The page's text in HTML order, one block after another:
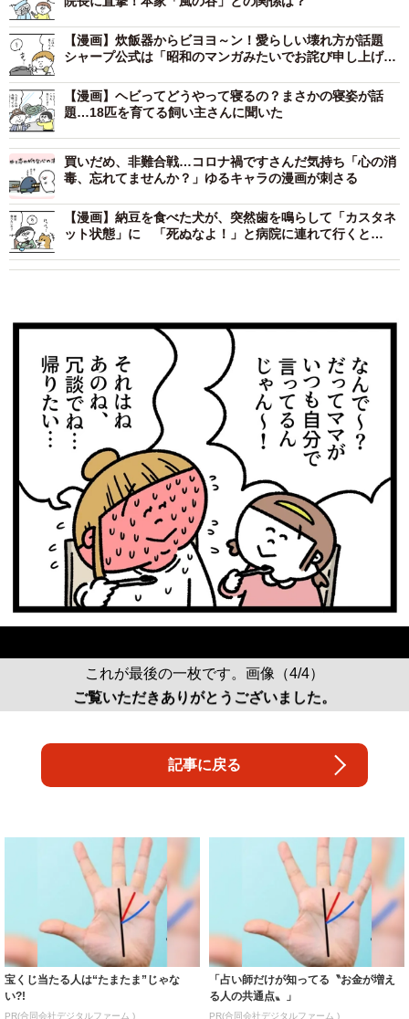
【漫画】炊飯器からビヨヨ～ン！愛らしい壊れ方が話題
シャープ公式は「昭和のマンガみたいでお詫び申し上げま
【漫画】ヘビってどうやって寝るの？まさかの寝姿が話
題…18匹を育てる飼い主さんに聞いた
買いだめ、非難合戦…コロナ禍ですさんだ気持ち「心の消
毒、忘れてませんか？」ゆるキャラの漫画が刺さる
【漫画】納豆を食べた犬が、突然歯を鳴らして「カスタネ
ット状態」に 「死ぬなよ！」と病院に連れて行くと…
これが最後の一枚です。画像（4/4）
ご覧いただきありがとうございました。
記事に戻る
宝くじ当たる人は“たまたま”じゃな
い?!
PR(合同会社デジタルファーム )
「占い師だけが知ってる〝お金が増え
る人の共通点〟」
PR(合同会社デジタルファーム )